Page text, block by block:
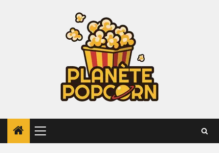
Primary
Menu